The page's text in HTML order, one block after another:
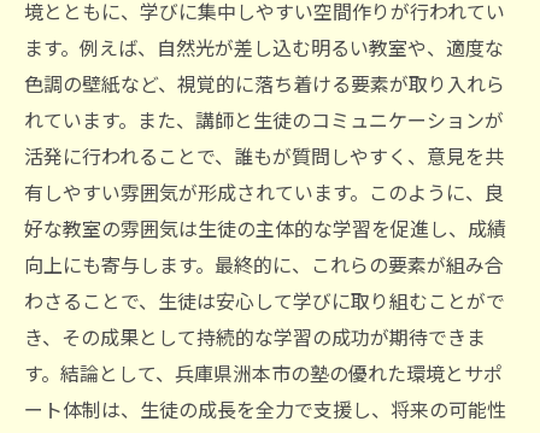
境とともに、学びに集中しやすい空間作りが行われてい
ます。例えば、自然光が差し込む明るい教室や、適度な
色調の壁紙など、視覚的に落ち着ける要素が取り入れら
れています。また、講師と生徒のコミュニケーションが
活発に行われることで、誰もが質問しやすく、意見を共
有しやすい雰囲気が形成されています。このように、良
好な教室の雰囲気は生徒の主体的な学習を促進し、成績
向上にも寄与します。最終的に、これらの要素が組み合
わさることで、生徒は安心して学びに取り組むことがで
き、その成果として持続的な学習の成功が期待できま
す。結論として、兵庫県洲本市の塾の優れた環境とサポ
ート体制は、生徒の成長を全力で支援し、将来の可能性